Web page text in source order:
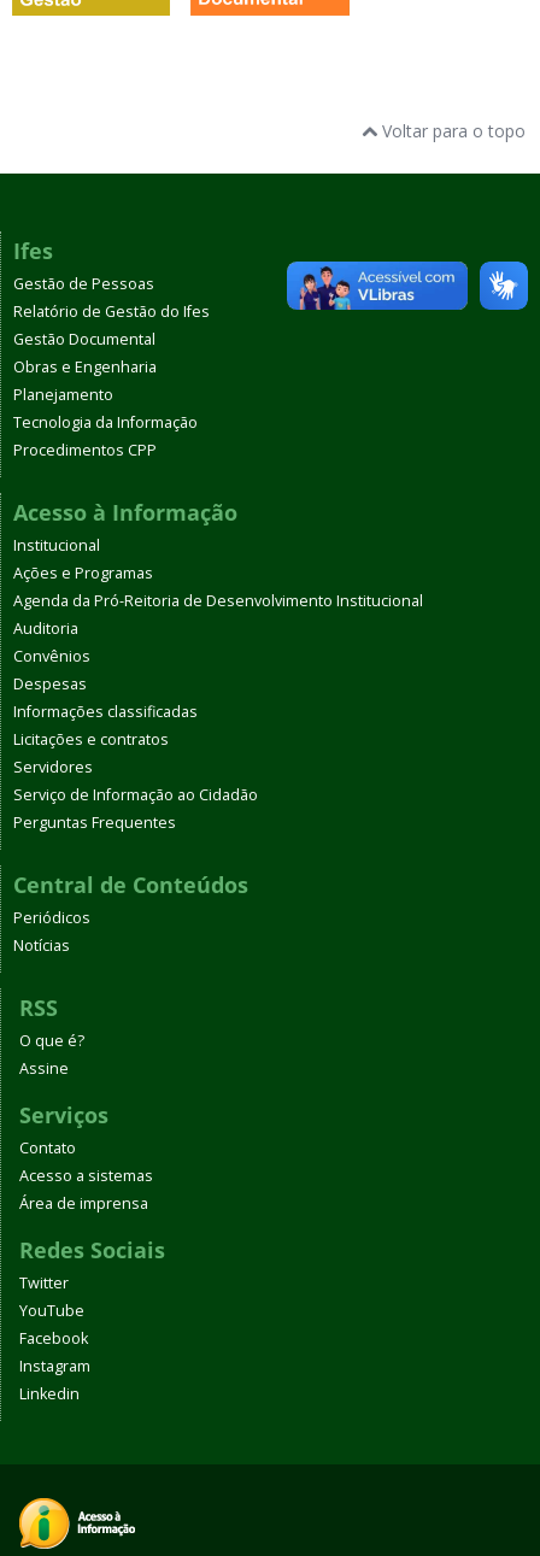
Voltar para o topo
Ifes
Gestão de Pessoas
Relatório de Gestão do Ifes
Gestão Documental
Obras e Engenharia
Planejamento
Tecnologia da Informação
Procedimentos CPP
Acesso à Informação
Institucional
Ações e Programas
Agenda da Pró-Reitoria de Desenvolvimento Institucional
Auditoria
Convênios
Despesas
Informações classificadas
Licitações e contratos
Servidores
Serviço de Informação ao Cidadão
Perguntas Frequentes
Central de Conteúdos
Periódicos
Notícias
RSS
O que é?
Assine
Serviços
Contato
Acesso a sistemas
Área de imprensa
Redes Sociais
Twitter
YouTube
Facebook
Instagram
Linkedin